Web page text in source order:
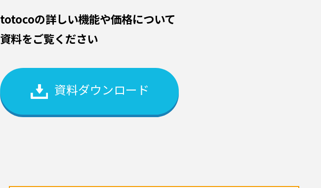
totocoの詳しい機能や価格について
資料をご覧ください
資料ダウンロード